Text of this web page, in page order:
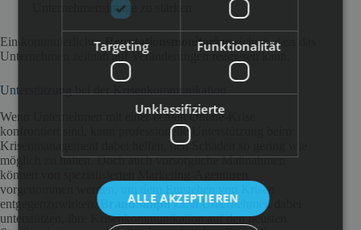
Unternehmensimage zu stärken
Ein kontinuierlichesReputationsmonitoringsichert, dass das
Unternehmen zeitnah auf Veränderungen reagieren kann.
Unterstützung bei der Krisenkommunikation
Wenn Unternehmen mit einer echten Online-Krise
konfrontiert sind, kann professionelle Unterstützung beim
Krisenmanagement dabei helfen, den Schaden so gering wie
möglich zu halten. Doch auch vorsorgliche Maßnahmen
können von spezialisierten Marketing-Agenturen
vorgenommen werden, um dem Entstehen von Krisen
entgegenzuwirken. BrandSimplikann Unternehmen dabei
unterstützen, ihre Krisenkommunikation auf den neusten
Targeting Funktionalität
Unklassifizierte
ALLE AKZEPTIEREN